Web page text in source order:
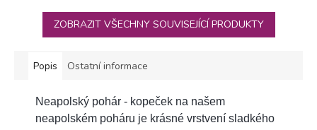
ZOBRAZIT VŠECHNY SOUVISEJÍCÍ PRODUKTY
Popis Ostatní informace
Neapolský pohár - kopeček na našem
neapolském poháru je krásné vrstvení sladkého